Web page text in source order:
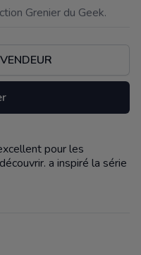
Grenier du Geek.
pour les
a inspiré la série